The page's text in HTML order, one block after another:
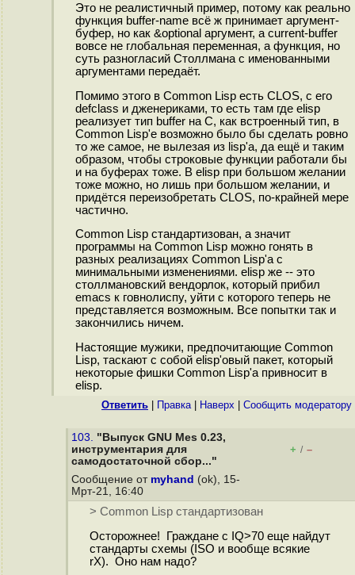
Это не реалистичный пример, потому как реально
функция buffer-name всё ж принимает аргумент-
буфер, но как &optional аргумент, а current-buffer
вовсе не глобальная переменная, а функция, но
суть разногласий Столлмана с именованными
аргументами передаёт.
Помимо этого в Common Lisp есть CLOS, с его
defclass и дженериками, то есть там где elisp
реализует тип buffer на C, как встроенный тип, в
Common Lisp'е возможно было бы сделать ровно
то же самое, не вылезая из lisp'а, да ещё и таким
образом, чтобы строковые функции работали бы
и на буферах тоже. В elisp при большом желании
тоже можно, но лишь при большом желании, и
придётся переизобретать CLOS, по-крайней мере
частично.
Common Lisp стандартизован, а значит
программы на Common Lisp можно гонять в
разных реализациях Common Lisp'а с
минимальными изменениями. elisp же -- это
столлмановский вендорлок, который прибил
emacs к говнолиспу, уйти с которого теперь не
представляется возможным. Все попытки так и
закончились ничем.
Настоящие мужики, предпочитающие Common
Lisp, таскают с собой elisp'овый пакет, который
некоторые фишки Common Lisp'а привносит в
elisp.
Ответить Правка| Наверх Cообщить модератору
103. "Выпуск GNU Mes 0.23,
инструментария для
самодостаточной сбор..."
+ / –
Сообщение от myhand (ok), 15-
Мрт-21, 16:40
> Common Lisp стандартизован
Осторожнее! Граждане с IQ>70 еще найдут
стандарты схемы (ISO и вообще всякие
rX). Оно нам надо?